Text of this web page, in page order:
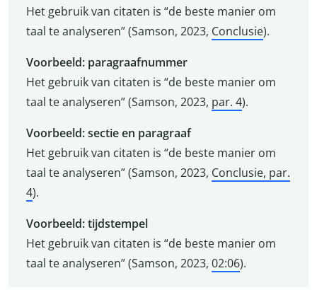
Het gebruik van citaten is “de beste manier om
taal te analyseren” (Samson, 2023, Conclusie).
Voorbeeld: paragraafnummer
Het gebruik van citaten is “de beste manier om
taal te analyseren” (Samson, 2023, par. 4).
Voorbeeld: sectie en paragraaf
Het gebruik van citaten is “de beste manier om
taal te analyseren” (Samson, 2023, Conclusie, par.
4).
Voorbeeld: tijdstempel
Het gebruik van citaten is “de beste manier om
taal te analyseren” (Samson, 2023, 02:06).